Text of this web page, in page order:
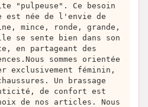
"pulpeuse". Ce besoin
est née de l'envie de
mince, ronde, grande,
se sente bien dans son
en partageant des
sommes orientée
exclusivement féminin,
Un brassage
de confort est
de nos articles. Nous